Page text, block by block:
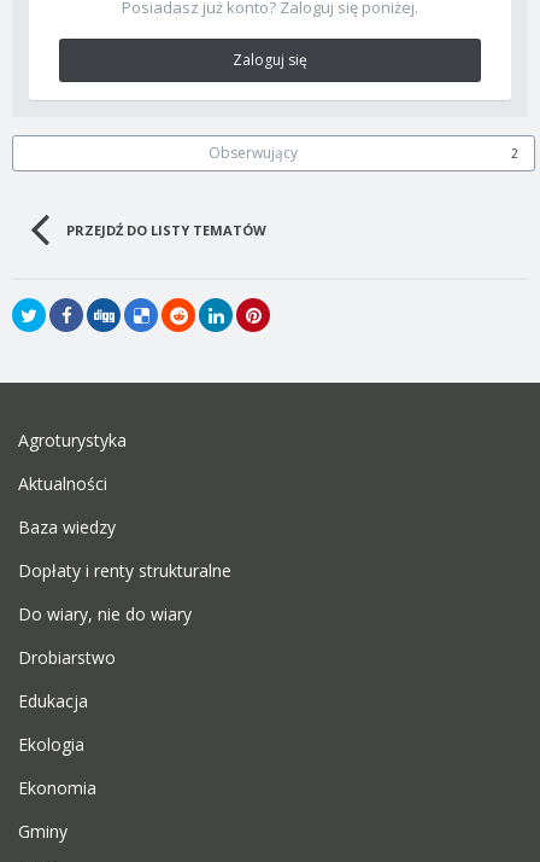
Posiadasz już konto? Zaloguj się poniżej.
Zaloguj się
Obserwujący 2
PRZEJDŹ DO LISTY TEMATÓW
Agroturystyka
Aktualności
Baza wiedzy
Dopłaty i renty strukturalne
Do wiary, nie do wiary
Drobiarstwo
Edukacja
Ekologia
Ekonomia
Gminy